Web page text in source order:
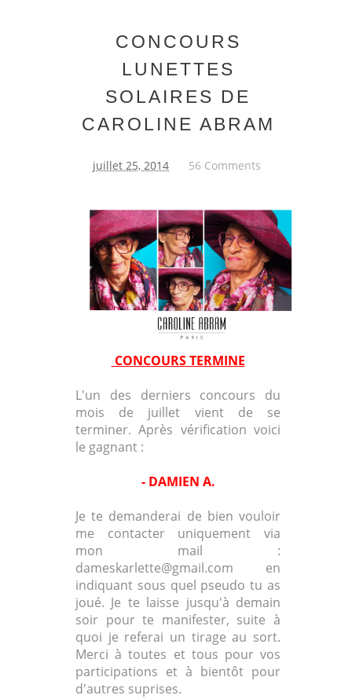
CONCOURS
LUNETTES
SOLAIRES DE
CAROLINE ABRAM
juillet 25, 2014 56 Comments
CONCOURS TERMINE
L'un des derniers concours du
mois de juillet vient de se
terminer. Après vérification voici
le gagnant :
- DAMIEN A.
Je te demanderai de bien vouloir
me contacter uniquement via
mon mail :
dameskarlette@gmail.com en
indiquant sous quel pseudo tu as
joué. Je te laisse jusqu'à demain
soir pour te manifester, suite à
quoi je referai un tirage au sort.
Merci à toutes et tous pour vos
participations et à bientôt pour
d'autres suprises.